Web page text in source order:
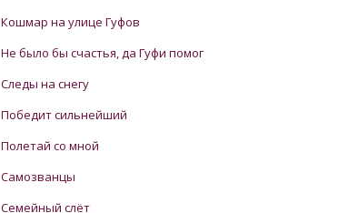
Кошмар на улице Гуфов
Не было бы счастья, да Гуфи помог
Следы на снегу
Победит сильнейший
Полетай со мной
Самозванцы
Семейный слёт